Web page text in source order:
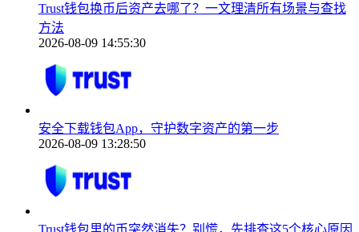
Trust钱包换币后资产去哪了？一文理清所有场景与查找
方法
2026-08-09 14:55:30
安全下载钱包App，守护数字资产的第一步
2026-08-09 13:28:50
Trust钱包里的币突然消失？别慌，先排查这5个核心原因